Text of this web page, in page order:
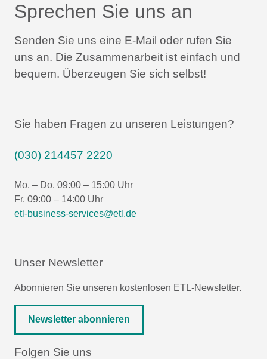
Sprechen Sie uns an
Senden Sie uns eine E-Mail oder rufen Sie
uns an. Die Zusammenarbeit ist einfach und
bequem. Überzeugen Sie sich selbst!
Sie haben Fragen zu unseren Leistungen?
(030) 214457 2220
Mo. – Do. 09:00 – 15:00 Uhr
Fr. 09:00 – 14:00 Uhr
etl-business-services@etl.de
Unser Newsletter
Abonnieren Sie unseren kostenlosen ETL-Newsletter.
Newsletter abonnieren
Folgen Sie uns